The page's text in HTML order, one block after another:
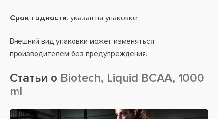
Срок годности: указан на упаковке.
Внешний вид упаковки может изменяться
производителем без предупреждения.
Статьи о Biotech, Liquid BCAA, 1000
ml